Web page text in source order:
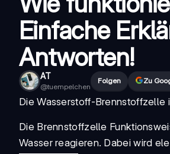
Einfache
Antworten!
AT
@tuempelchen
Folgen Zu
DieWasserstoff-Brennstoffzelle
Die Brennstoffzelle
Wasser reagieren. Dabei wird